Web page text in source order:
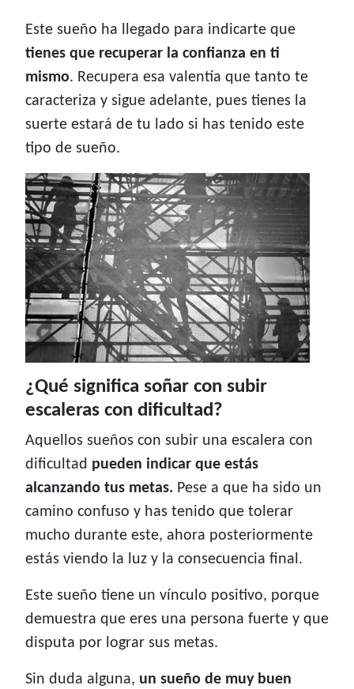
Este sueño ha llegado para indicarte que
tienes que recuperar la confianza en ti
mismo. Recupera esa valentía que tanto te
caracteriza y sigue adelante, pues tienes la
suerte estará de tu lado si has tenido este
tipo de sueño.
¿Qué significa soñar con subir
escaleras con dificultad?
Aquellos sueños con subir una escalera con
dificultad pueden indicar que estás
alcanzando tus metas. Pese a que ha sido un
camino confuso y has tenido que tolerar
mucho durante este, ahora posteriormente
estás viendo la luz y la consecuencia final.
Este sueño tiene un vínculo positivo, porque
demuestra que eres una persona fuerte y que
disputa por lograr sus metas.
Sin duda alguna, un sueño de muy buen